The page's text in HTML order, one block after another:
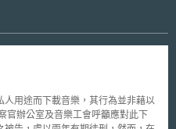
用途而下載音樂，其行為並非藉以
官辦公室及音樂工會呼籲應對此下